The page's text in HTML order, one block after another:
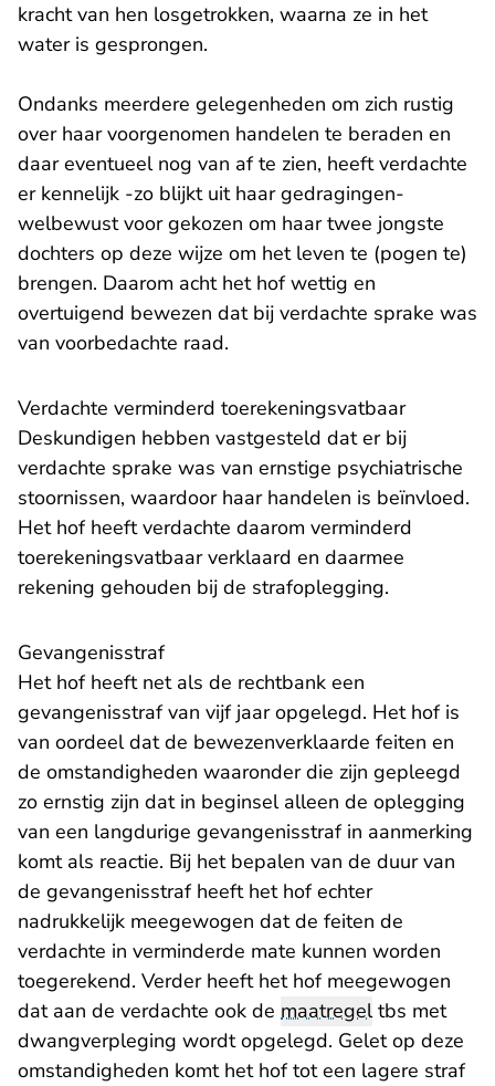
kracht van hen losgetrokken, waarna ze in het
water is gesprongen.
Ondanks meerdere gelegenheden om zich rustig
over haar voorgenomen handelen te beraden en
daar eventueel nog van af te zien, heeft verdachte
er kennelijk -zo blijkt uit haar gedragingen-
welbewust voor gekozen om haar twee jongste
dochters op deze wijze om het leven te (pogen te)
brengen. Daarom acht het hof wettig en
overtuigend bewezen dat bij verdachte sprake was
van voorbedachte raad.
Verdachte verminderd toerekeningsvatbaar
Deskundigen hebben vastgesteld dat er bij
verdachte sprake was van ernstige psychiatrische
stoornissen, waardoor haar handelen is beïnvloed.
Het hof heeft verdachte daarom verminderd
toerekeningsvatbaar verklaard en daarmee
rekening gehouden bij de strafoplegging.
Gevangenisstraf
Het hof heeft net als de rechtbank een
gevangenisstraf van vijf jaar opgelegd. Het hof is
van oordeel dat de bewezenverklaarde feiten en
de omstandigheden waaronder die zijn gepleegd
zo ernstig zijn dat in beginsel alleen de oplegging
van een langdurige gevangenisstraf in aanmerking
komt als reactie. Bij het bepalen van de duur van
de gevangenisstraf heeft het hof echter
nadrukkelijk meegewogen dat de feiten de
verdachte in verminderde mate kunnen worden
toegerekend. Verder heeft het hof meegewogen
dat aan de verdachte ook de maatregeltbs met
dwangverpleging wordt opgelegd. Gelet op deze
omstandigheden komt het hof tot een lagere straf